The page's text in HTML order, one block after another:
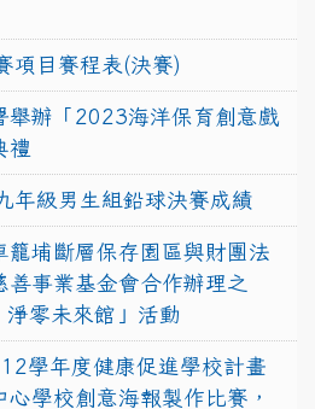
項目賽程表(決賽)
舉辦「2023海洋保育創意戲
禮
年級男生組鉛球決賽成績
籠埔斷層保存園區與財團法
善事業基金會合作辦理之
淨零未來館」活動
學年度健康促進學校計畫
學校創意海報製作比賽，